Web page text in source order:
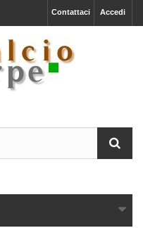
Accedi
Contattaci